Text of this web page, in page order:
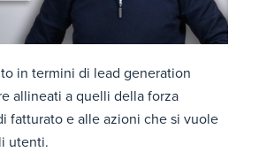
in termini di lead generation
allineati a quelli della forza
fatturato e alle azioni che si vuole
utenti.